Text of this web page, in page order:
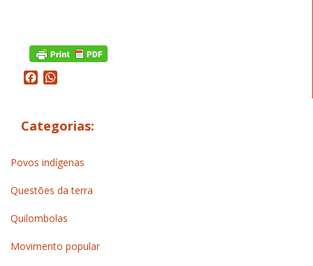
Facebook
Categorias:
Povos indígenas
Questões da terra
Quilombolas
Movimento popular